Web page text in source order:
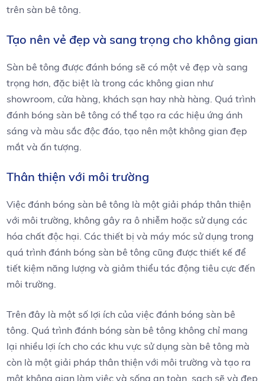
trên sàn bê tông.
Tạo nên vẻ đẹp và sang trọng cho không gian
Sàn bê tông được đánh bóng sẽ có một vẻ đẹp và sang
trọng hơn, đặc biệt là trong các không gian như
showroom, cửa hàng, khách sạn hay nhà hàng. Quá trình
đánh bóng sàn bê tông có thể tạo ra các hiệu ứng ánh
sáng và màu sắc độc đáo, tạo nên một không gian đẹp
mắt và ấn tượng.
Thân thiện với môi trường
Việc đánh bóng sàn bê tông là một giải pháp thân thiện
với môi trường, không gây ra ô nhiễm hoặc sử dụng các
hóa chất độc hại. Các thiết bị và máy móc sử dụng trong
quá trình đánh bóng sàn bê tông cũng được thiết kế để
tiết kiệm năng lượng và giảm thiểu tác động tiêu cực đến
môi trường.
Trên đây là một số lợi ích của việc đánh bóng sàn bê
tông. Quá trình đánh bóng sàn bê tông không chỉ mang
lại nhiều lợi ích cho các khu vực sử dụng sàn bê tông mà
còn là một giải pháp thân thiện với môi trường và tạo ra
một không gian làm việc và sống an toàn, sạch sẽ và đẹp